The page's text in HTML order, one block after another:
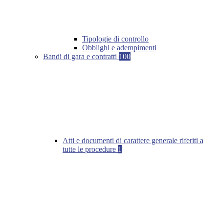
Tipologie di controllo
Obblighi e adempimenti
Bandi di gara e contratti 100
Atti e documenti di carattere generale riferiti a
tutte le procedure 1